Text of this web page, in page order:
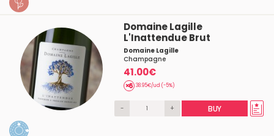
Domaine Lagille
L'Inattendue Brut
Domaine Lagille
Champagne
41.00€
38.95€/ud (-5%)
- + BUY